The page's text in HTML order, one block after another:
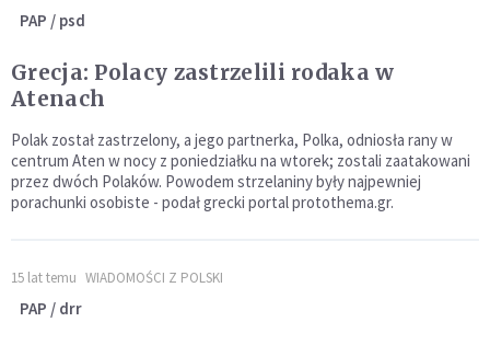
PAP / psd
Grecja: Polacy zastrzelili rodaka w
Atenach
Polak został zastrzelony, a jego partnerka, Polka, odniosła rany w
centrum Aten w nocy z poniedziałku na wtorek; zostali zaatakowani
przez dwóch Polaków. Powodem strzelaniny były najpewniej
porachunki osobiste - podał grecki portal protothema.gr.
15 lat temu WIADOMOŚCI Z POLSKI
PAP / drr